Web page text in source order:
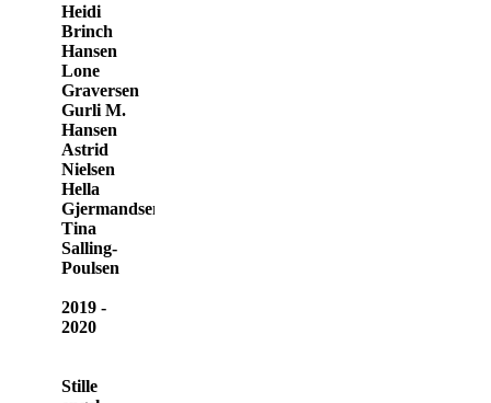
Heidi
Brinch
Hansen
Lone
Graversen
Gurli M.
Hansen
Astrid
Nielsen
Hella
Gjermandsen
Tina
Salling-
Poulsen
2019 -
2020
Stille